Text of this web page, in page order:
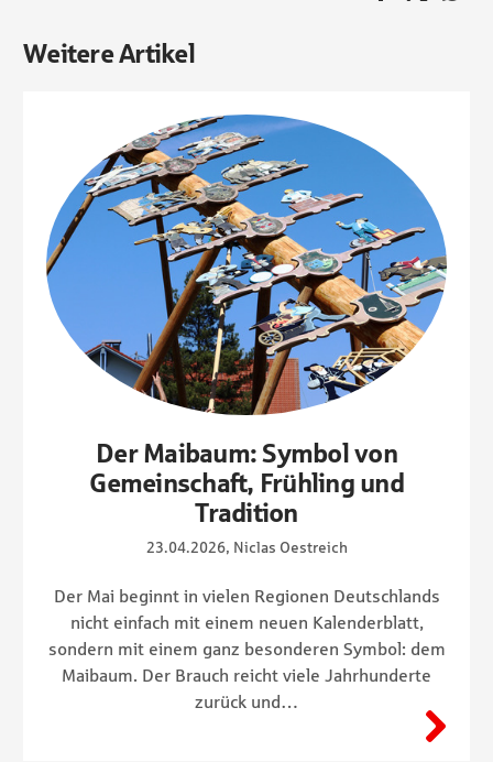
Weitere Artikel
Der Maibaum: Symbol von
Gemeinschaft, Frühling und
Tradition
23.04.2026, Niclas Oestreich
Der Mai beginnt in vielen Regionen Deutschlands
nicht einfach mit einem neuen Kalenderblatt,
sondern mit einem ganz besonderen Symbol: dem
Maibaum. Der Brauch reicht viele Jahrhunderte
zurück und…